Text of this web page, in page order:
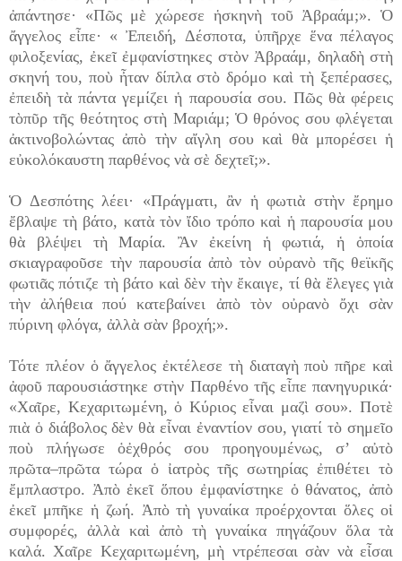
ἀπάντησε· «Πῶς μὲ χώρεσε ἡσκηνὴ τοῦ Ἀβραάμ;». Ὁ
ἄγγελος εἶπε· « Ἐπειδή, Δέσποτα, ὑπῆρχε ἕνα πέλαγος
φιλοξενίας, ἐκεῖ ἐμφανίστηκες στὸν Ἀβραάμ, δηλαδὴ στὴ
σκηνή του, ποὺ ἦταν δίπλα στὸ δρόμο καὶ τὴ ξεπέρασες,
ἐπειδὴ τὰ πάντα γεμίζει ἡ παρουσία σου. Πῶς θὰ φέρεις
τὸπῦρ τῆς θεότητος στὴ Μαριάμ; Ὁ θρόνος σου φλέγεται
ἀκτινοβολώντας ἀπὸ τὴν αἴγλη σου καὶ θὰ μπορέσει ἡ
εὐκολόκαυστη παρθένος νὰ σὲ δεχτεῖ;».
Ὁ Δεσπότης λέει· «Πράγματι, ἂν ἡ φωτιὰ στὴν ἔρημο
ἔβλαψε τὴ βάτο, κατὰ τὸν ἴδιο τρόπο καὶ ἡ παρουσία μου
θὰ βλέψει τὴ Μαρία. Ἂν ἐκείνη ἡ φωτιά, ἡ ὁποία
σκιαγραφοῦσε τὴν παρουσία ἀπὸ τὸν οὐρανὸ τῆς θεϊκῆς
φωτιᾶς πότιζε τὴ βάτο καὶ δὲν τὴν ἔκαιγε, τί θὰ ἔλεγες γιὰ
τὴν ἀλήθεια πού κατεβαίνει ἀπὸ τὸν οὐρανὸ ὄχι σὰν
πύρινη φλόγα, ἀλλὰ σὰν βροχή;».
Τότε πλέον ὁ ἄγγελος ἐκτέλεσε τὴ διαταγὴ ποὺ πῆρε καὶ
ἀφοῦ παρουσιάστηκε στὴν Παρθένο τῆς εἶπε πανηγυρικά·
«Χαῖρε, Κεχαριτωμένη, ὁ Κύριος εἶναι μαζὶ σου». Ποτὲ
πιὰ ὁ διάβολος δὲν θὰ εἶναι ἐναντίον σου, γιατί τὸ σημεῖο
ποὺ πλήγωσε ὁἐχθρός σου προηγουμένως, σ’ αὐτὸ
πρῶτα–πρῶτα τώρα ὁ ἰατρὸς τῆς σωτηρίας ἐπιθέτει τὸ
ἔμπλαστρο. Ἀπὸ ἐκεῖ ὅπου ἐμφανίστηκε ὁ θάνατος, ἀπὸ
ἐκεῖ μπῆκε ἡ ζωή. Ἀπὸ τὴ γυναίκα προέρχονται ὅλες οἱ
συμφορές, ἀλλὰ καὶ ἀπὸ τὴ γυναίκα πηγάζουν ὅλα τὰ
καλά. Χαῖρε Κεχαριτωμένη, μὴ ντρέπεσαι σὰν νὰ εἶσαι